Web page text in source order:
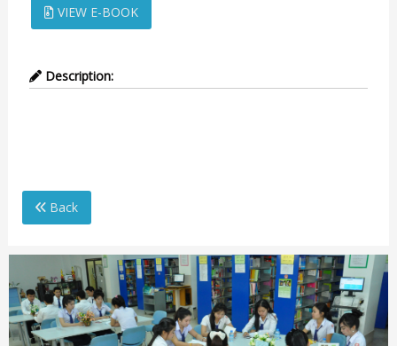
VIEW E-BOOK
Description:
Back